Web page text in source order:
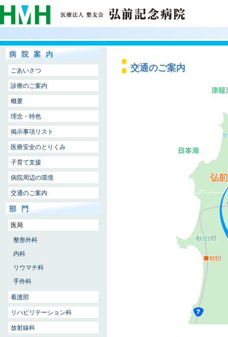
交通のご案内
病院案内
ごあいさつ
診療のご案内
概要
理念・特色
掲示事項リスト
医療安全のとりくみ
子育て支援
病院周辺の環境
交通のご案内
部門
医局
整形外科
内科
リウマチ科
手外科
看護部
リハビリテーション科
放射線科